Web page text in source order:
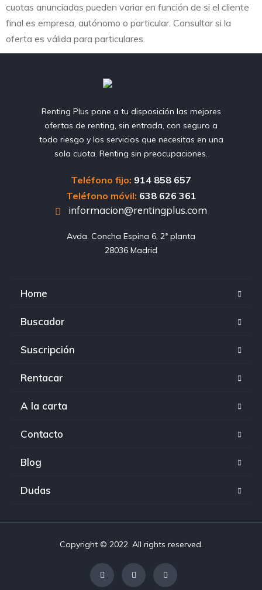
cuotas anunciadas pueden variar en función de si el cliente
final es empresa, autónomo o particular. Consultar si la
oferta es válida para particulares.
Renting Plus pone a tu disposición las mejores
ofertas de renting, sin entrada, con seguro a
todo riesgo y los servicios que necesitas en una
sola cuota. Renting sin preocupaciones.
Teléfono fijo: 914 858 657
Teléfono móvil: 638 626 361
informacion@rentingplus.com
Avda. Concha Espina 6, 2ª planta
28036 Madrid
Home
Buscador
Suscripción
Rentacar
A la carta
Contacto
Blog
Dudas
Copyright © 2022. All rights reserved.